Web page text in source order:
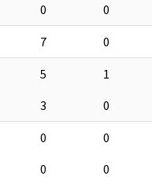
0 0
7 0
5 1
3 0
0 0
0 0